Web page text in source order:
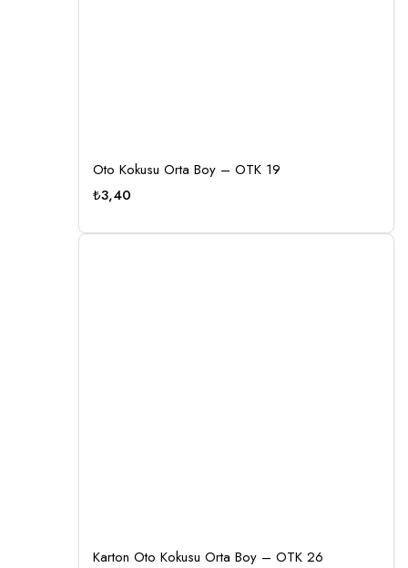
Oto Kokusu Orta Boy – OTK 19
₺3,40
Karton Oto Kokusu Orta Boy – OTK 26